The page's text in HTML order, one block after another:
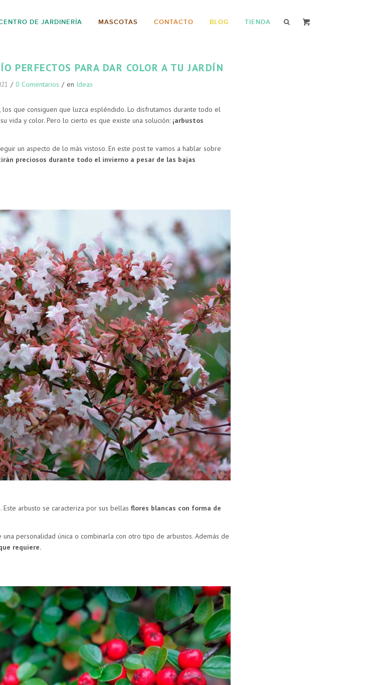
DE JARDINERÍA MASCOTAS CONTACTO BLOG TIENDA
PERFECTOS PARA DAR COLOR A TU JARDÍN
/ 0 Comentarios / en Ideas
que consiguen que luzca espléndido. Lo disfrutamos durante todo el
vida y color. Pero lo cierto es que existe una solución: ¡arbustos
un aspecto de lo más vistoso. En este post te vamos a hablar sobre
preciosos durante todo el invierno a pesar de las bajas
. Este arbusto se caracteriza por sus bellas flores blancas con forma de
personalidad única o combinarla con otro tipo de arbustos. Además de
requiere.